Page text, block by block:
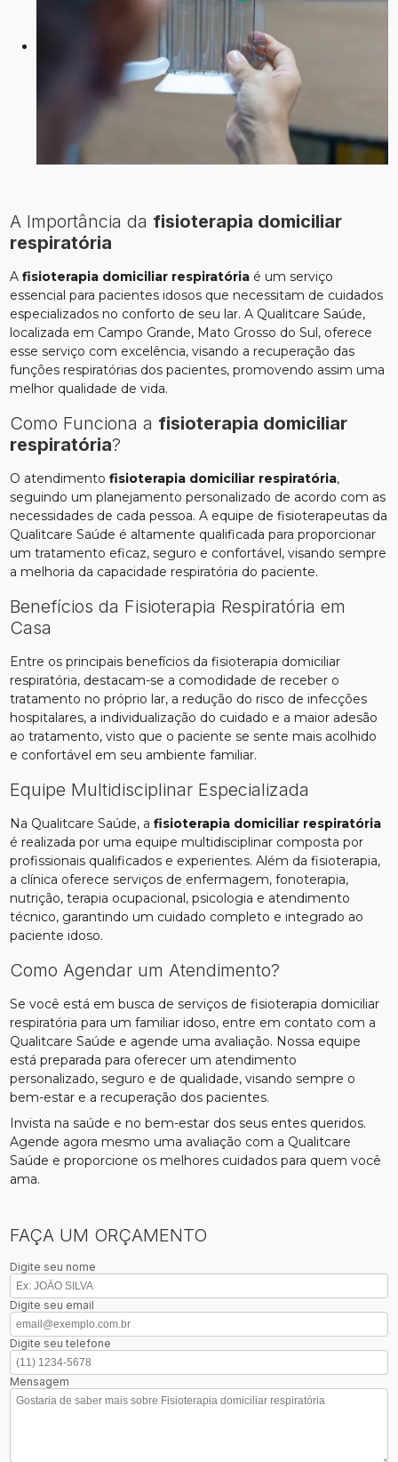
A Importância da fisioterapia domiciliar
respiratória
Afisioterapia domiciliar respiratória é um serviço
essencial para pacientes idosos que necessitam de cuidados
especializados no conforto de seu lar. A Qualitcare Saúde,
localizada em Campo Grande, Mato Grosso do Sul, oferece
esse serviço com excelência, visando a recuperação das
funções respiratórias dos pacientes, promovendo assim uma
melhor qualidade de vida.
Como Funciona a fisioterapia domiciliar
respiratória?
O atendimentofisioterapia domiciliar respiratória,
seguindo um planejamento personalizado de acordo com as
necessidades de cada pessoa. A equipe de fisioterapeutas da
Qualitcare Saúde é altamente qualificada para proporcionar
um tratamento eficaz, seguro e confortável, visando sempre
a melhoria da capacidade respiratória do paciente.
Benefícios da Fisioterapia Respiratória em
Casa
Entre os principais benefícios da fisioterapia domiciliar
respiratória, destacam-se a comodidade de receber o
tratamento no próprio lar, a redução do risco de infecções
hospitalares, a individualização do cuidado e a maior adesão
ao tratamento, visto que o paciente se sente mais acolhido
e confortável em seu ambiente familiar.
Equipe Multidisciplinar Especializada
Na Qualitcare Saúde, afisioterapia domiciliar respiratória
é realizada por uma equipe multidisciplinar composta por
profissionais qualificados e experientes. Além da fisioterapia,
a clínica oferece serviços de enfermagem, fonoterapia,
nutrição, terapia ocupacional, psicologia e atendimento
técnico, garantindo um cuidado completo e integrado ao
paciente idoso.
Como Agendar um Atendimento?
Se você está em busca de serviços de fisioterapia domiciliar
respiratória para um familiar idoso, entre em contato com a
Qualitcare Saúde e agende uma avaliação. Nossa equipe
está preparada para oferecer um atendimento
personalizado, seguro e de qualidade, visando sempre o
bem-estar e a recuperação dos pacientes.
Invista na saúde e no bem-estar dos seus entes queridos.
Agende agora mesmo uma avaliação com a Qualitcare
Saúde e proporcione os melhores cuidados para quem você
ama.
FAÇA UM ORÇAMENTO
Digite seu nome
Digite seu email
Digite seu telefone
Mensagem